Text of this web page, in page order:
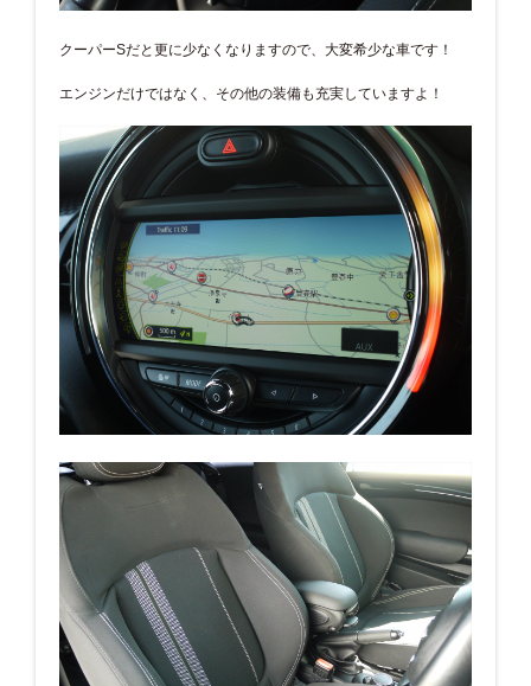
クーパーSだと更に少なくなりますので、大変希少な車です！
エンジンだけではなく、その他の装備も充実していますよ！